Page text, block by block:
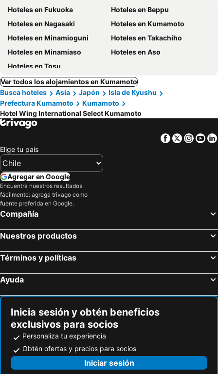
Hoteles en Fukuoka
Hoteles en Beppu
Hoteles en Nagasaki
Hoteles en Kumamoto
Hoteles en Minamioguni
Hoteles en Takachiho
Hoteles en Minamiaso
Hoteles en Aso
Hoteles en Tosu
Ver todos los alojamientos en Kumamoto
Busca hoteles
Asia Japón
Isla de Kyushu
Prefectura Kumamoto
Kumamoto
Hotel Wing International Select Kumamoto
Facebook
Twitter
Elige tu país
Agregar en Google
Encuentra nuestros resultados
fácilmente: agrega trivago como
fuente preferida en Google.
Compañía
Nuestros productos
Términos y políticas
Ayuda
Inicia sesión y obtén beneficios
exclusivos para socios
Personaliza tu experiencia
Obtén ofertas y precios para socios
Iniciar sesión